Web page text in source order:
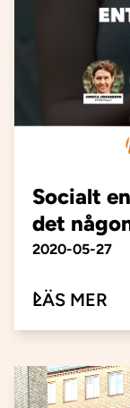
Socialt
det
2020-05-27
LÄS MER